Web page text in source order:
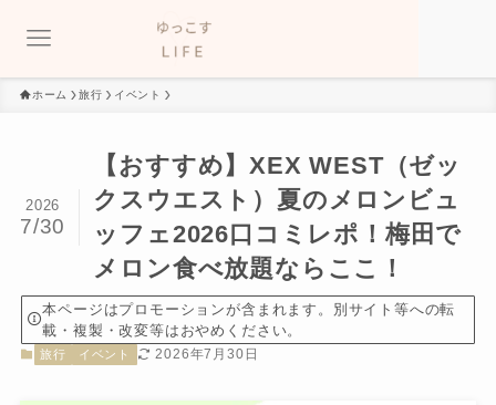
ホーム 旅行 イベント
【おすすめ】XEX WEST（ゼッ
クスウエスト）夏のメロンビュ
ッフェ2026口コミレポ！梅田で
メロン食べ放題ならここ！
2026
7/30
本ページはプロモーションが含まれます。別サイト等への転
載・複製・改変等はおやめください。
旅行 イベント 2026年7月30日